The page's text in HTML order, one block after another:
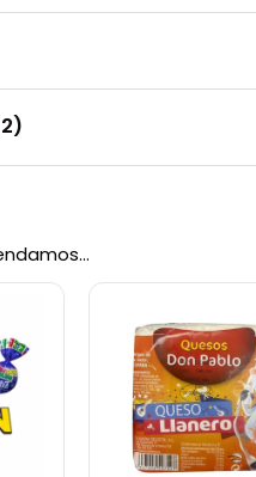
en valorar “Pepito
para publicar una